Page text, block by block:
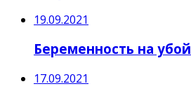
19.09.2021
Беременность на убой
17.09.2021